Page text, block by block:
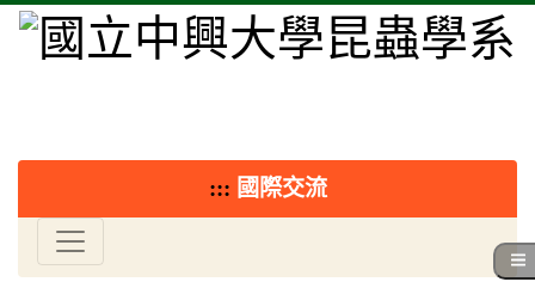
::: 國際交流